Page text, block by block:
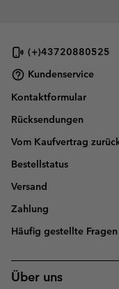
(+)43720880525
Kundenservice
Kontaktformular
Rücksendungen
Vom Kaufvertrag
Bestellstatus
Versand
Zahlung
Häufig gestellte Fragen
Über uns